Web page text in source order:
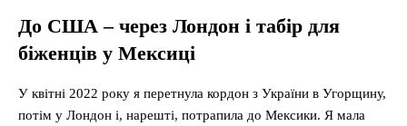
До США – через Лондон і табір для
біженців у Мексиці
У квітні 2022 року я перетнула кордон з України в Угорщину,
потім у Лондон і, нарешті, потрапила до Мексики. Я мала